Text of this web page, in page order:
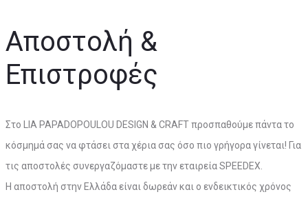
Αποστολή &
Επιστροφές
Στο LIA PAPADOPOULOU DESIGN & CRAFT προσπαθούμε πάντα το
κόσμημά σας να φτάσει στα χέρια σας όσο πιο γρήγορα γίνεται! Για
τις αποστολές συνεργαζόμαστε με την εταιρεία SPEEDEX.
Η αποστολή στην Ελλάδα είναι δωρεάν και ο ενδεικτικός χρόνος